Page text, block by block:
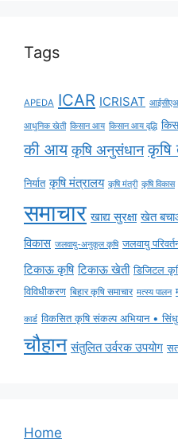
Tags
APEDA ICAR ICRISAT
आधुनिक खेती किसान आय किसान आय वृद्धि
की आय कृषि अनुसंधान कृषि
निर्यात कृषि मंत्रालय कृषि मंत्री कृषि विकास
समाचार खाद्य सुरक्षा खेत
विकास जलवायु-अनुकूल कृषि जलवायु
टिकाऊ कृषि टिकाऊ खेती डिजिटल
विविधीकरण बिहार कृषि समाचार मत्स्य पालन
कार्ड विकसित कृषि संकल्प अभियान •
चौहान संतुलित उर्वरक उपयोग
Home